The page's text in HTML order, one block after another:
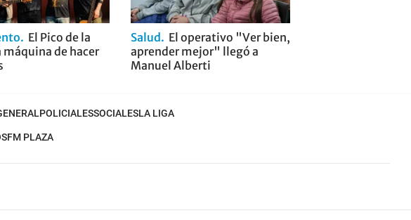
El Pico de la
máquina de hacer
Salud
El operativo "Ver bien,
aprender mejor" llegó a
Manuel Alberti
POLICIALESSOCIALESLA LIGA
FM PLAZA